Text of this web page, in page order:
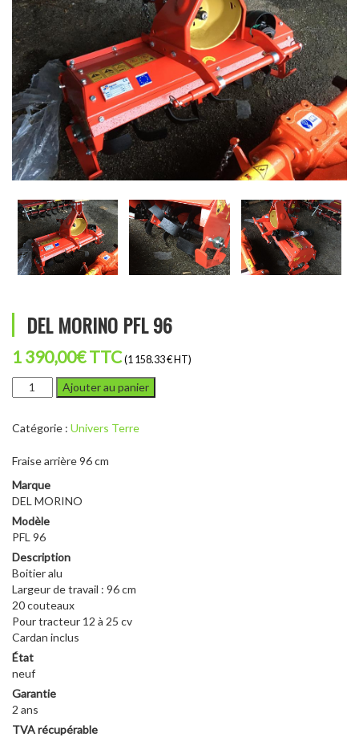
DEL MORINO PFL 96
1 390,00€TTC (1 158.33 € HT)
quantité
de
MORINO
96
Ajouter au panier
Catégorie : Univers Terre
Fraise arrière 96 cm
Marque
DEL MORINO
Modèle
PFL 96
Description
Boitier alu
Largeur de travail : 96 cm
20 couteaux
Pour tracteur 12 à 25 cv
Cardan inclus
État
neuf
Garantie
2 ans
TVA récupérable